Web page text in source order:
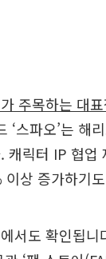
주목하는 대
‘스파오’는 해
캐릭터 IP 협
상 증가하기
서도 확인됩